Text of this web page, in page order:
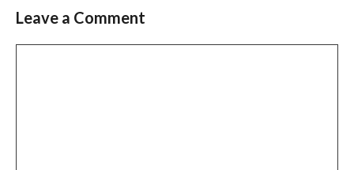
Leave a Comment